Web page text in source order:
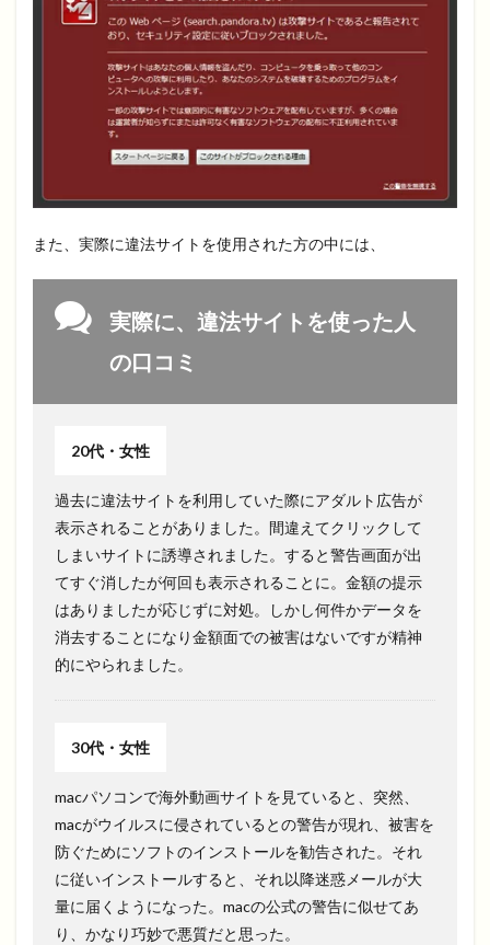
また、実際に違法サイトを使用された方の中には、
実際に、違法サイトを使った人
の口コミ
20代・女性
過去に違法サイトを利用していた際にアダルト広告が
表示されることがありました。間違えてクリックして
しまいサイトに誘導されました。すると警告画面が出
てすぐ消したが何回も表示されることに。金額の提示
はありましたが応じずに対処。しかし何件かデータを
消去することになり金額面での被害はないですが精神
的にやられました。
30代・女性
macパソコンで海外動画サイトを見ていると、突然、
macがウイルスに侵されているとの警告が現れ、被害を
防ぐためにソフトのインストールを勧告された。それ
に従いインストールすると、それ以降迷惑メールが大
量に届くようになった。macの公式の警告に似せてあ
り、かなり巧妙で悪質だと思った。